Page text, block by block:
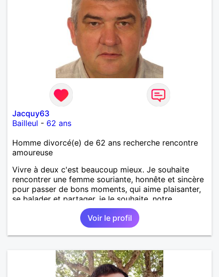
Jacquy63
Bailleul - 62 ans
Homme divorcé(e) de 62 ans recherche rencontre
amoureuse
Vivre à deux c'est beaucoup mieux. Je souhaite
rencontrer une femme souriante, honnête et sincère
pour passer de bons moments, qui aime plaisanter,
se balader et partager, je le souhaite, notre
complicité. J'aime beaucoup les chantiers de
randonnée pour se défouler, se relaxer, se détendre
et finalement prendre du bon temps. C'est difficile
de tout dire en quelques lignes. En revanche, vous
d'informations. A bientôt
Voir le profil